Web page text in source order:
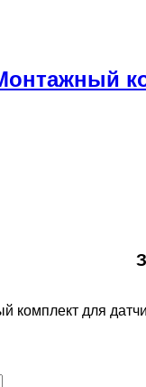
комплект для